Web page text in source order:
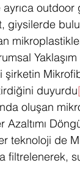
giysilerde
şirketin
duyurdu
oluşan
Azaltımı
teknoloji de
filtrelenerek,